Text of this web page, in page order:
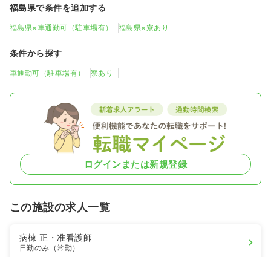
福島県で条件を追加する
福島県×車通勤可（駐車場有） 福島県×寮あり
条件から探す
車通勤可（駐車場有） 寮あり
ログインまたは新規登録
この施設の求人一覧
病棟正・准看護師
日勤のみ（常勤）